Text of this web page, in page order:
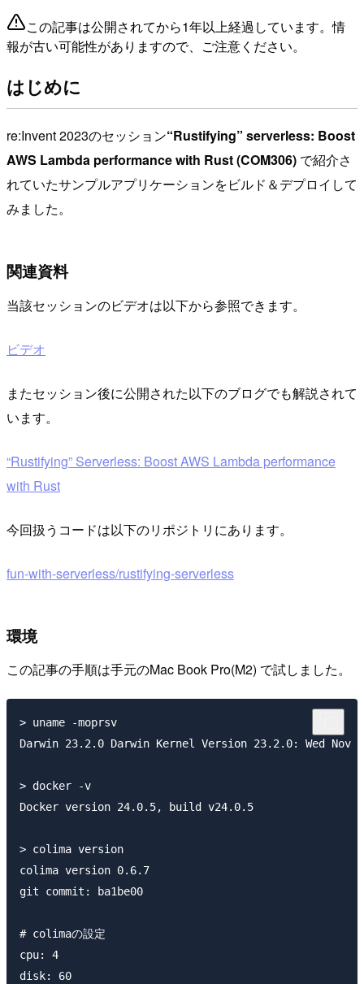
この記事は公開されてから1年以上経過しています。情
報が古い可能性がありますので、ご注意ください。
はじめに
re:Invent 2023のセッション“Rustifying” serverless: Boost
AWS Lambda performance with Rust (COM306) で紹介さ
れていたサンプルアプリケーションをビルド＆デプロイして
みました。
関連資料
当該セッションのビデオは以下から参照できます。
ビデオ
またセッション後に公開された以下のブログでも解説されて
います。
“Rustifying” Serverless: Boost AWS Lambda performance
with Rust
今回扱うコードは以下のリポジトリにあります。
fun-with-serverless/rustifying-serverless
環境
この記事の手順は手元のMac Book Pro(M2) で試しました。
> uname -moprsv
Darwin 23.2.0 Darwin Kernel Version 23.2.0: Wed Nov 15
> docker -v
Docker version 24.0.5, build v24.0.5
> colima version
colima version 0.6.7
git commit: ba1be00
# colimaの設定
cpu: 4
disk: 60